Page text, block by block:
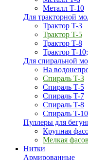
Металл T-10
Для тракторной
Трактор T-3
Трактор T-5
Трактор T-8
Трактор T-
Для спиральной
На
Спираль T-3
Спираль T-5
Спираль T-7
Спираль T-8
Спираль T-10
Пуллеры для
Крупная
Мелкая
Нитки
Армированные